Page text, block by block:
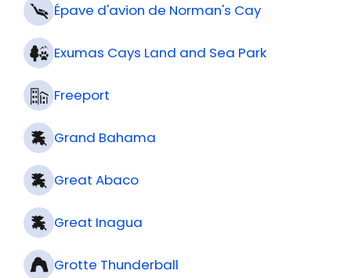
Épave d'avion de Norman's Cay
Exumas Cays Land and Sea Park
Freeport
Grand Bahama
Great Abaco
Great Inagua
Grotte Thunderball